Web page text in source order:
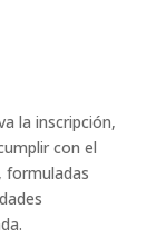
la inscripción,
con el
formuladas